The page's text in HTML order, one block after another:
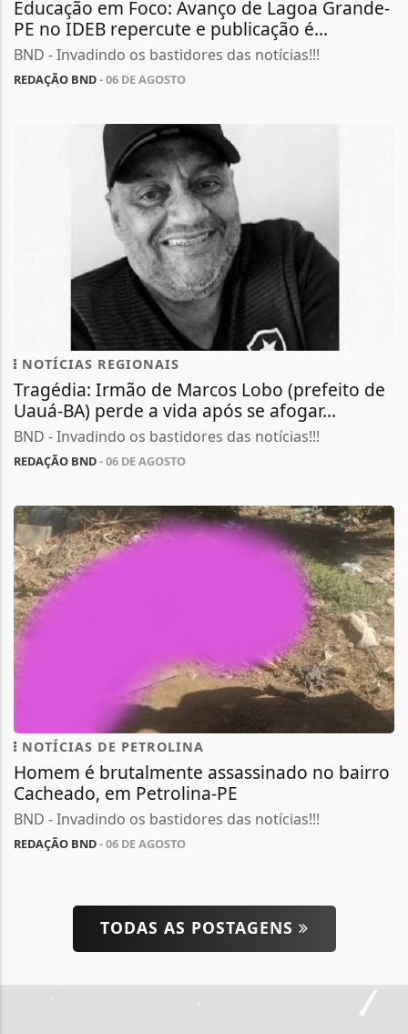
Educação em Foco: Avanço de Lagoa Grande-
PE no IDEB repercute e publicação é...
BND - Invadindo os bastidores das notícias!!!
REDAÇÃO BND- 06 DE AGOSTO
NOTÍCIAS REGIONAIS
Tragédia: Irmão de Marcos Lobo (prefeito de
Uauá-BA) perde a vida após se afogar...
BND - Invadindo os bastidores das notícias!!!
REDAÇÃO BND- 06 DE AGOSTO
NOTÍCIAS DE PETROLINA
Homem é brutalmente assassinado no bairro
Cacheado, em Petrolina-PE
BND - Invadindo os bastidores das notícias!!!
REDAÇÃO BND- 06 DE AGOSTO
TODAS AS POSTAGENS